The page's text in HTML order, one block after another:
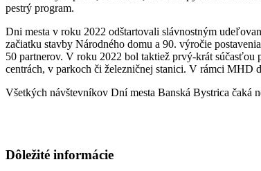
pestrý program.
Dni mesta v roku 2022 odštartovali slávnostným
začiatku stavby Národného domu a 90. výročie
50 partnerov. V roku 2022 bol taktiež prvý-krát
centrách, v parkoch či železničnej stanici. V rámci MHD
Všetkých návštevníkov Dní mesta Banská Bystrica čaká
Dôležité informácie